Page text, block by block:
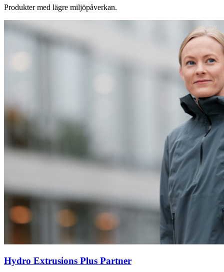
Produkter med lägre miljöpåverkan.
Hydro Extrusions Plus Partner